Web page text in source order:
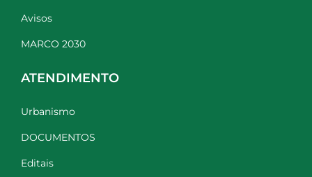
Avisos
MARCO 2030
ATENDIMENTO
Urbanismo
DOCUMENTOS
Editais